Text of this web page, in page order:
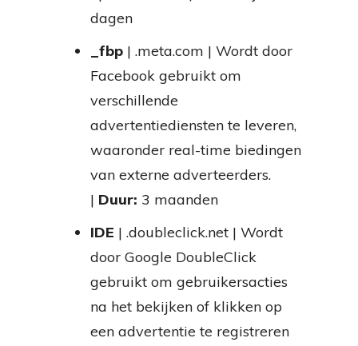
dagen
_fbp | .meta.com | Wordt door
Facebook gebruikt om
verschillende
advertentiediensten te leveren,
waaronder real-time biedingen
van externe adverteerders.
| Duur: 3 maanden
IDE | .doubleclick.net | Wordt
door Google DoubleClick
gebruikt om gebruikersacties
na het bekijken of klikken op
een advertentie te registreren